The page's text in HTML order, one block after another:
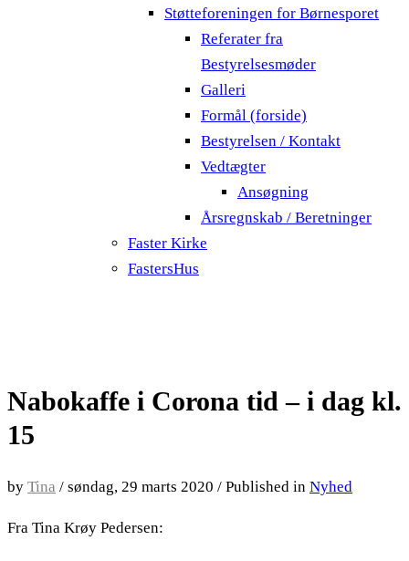
Støtteforeningen for Børnesporet
Referater fra
Bestyrelsesmøder
Galleri
Formål (forside)
Bestyrelsen / Kontakt
Vedtægter
Ansøgning
Årsregnskab / Beretninger
Faster Kirke
FastersHus
Nabokaffe i Corona tid – i dag kl.
15
by Tina / søndag, 29 marts 2020 / Published in Nyhed
Fra Tina Krøy Pedersen: